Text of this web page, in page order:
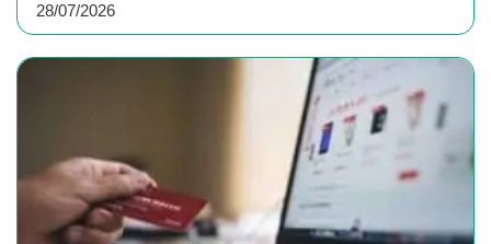
28/07/2026